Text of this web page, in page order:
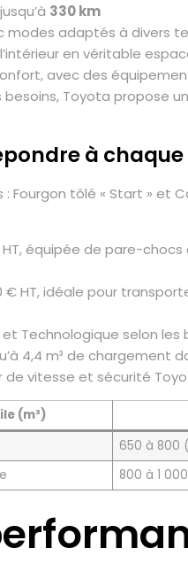
330 km
adaptés à divers
en véritable
avec des
besoins, Toyota propose
à
Fourgon tôlé « Start »
HT, équipée de pare-
€ HT, idéale pour
Technologique selon les
4,4 m³ de
de vitesse et sécurité
(m³)
650 à 800
800 à 1